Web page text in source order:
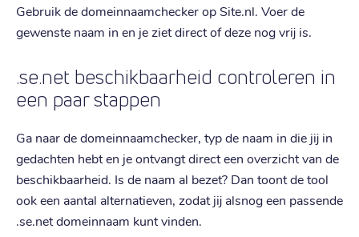
Gebruik de domeinnaamchecker op Site.nl. Voer de
gewenste naam in en je ziet direct of deze nog vrij is.
.se.net beschikbaarheid controleren in
een paar stappen
Ga naar de domeinnaamchecker, typ de naam in die jij in
gedachten hebt en je ontvangt direct een overzicht van de
beschikbaarheid. Is de naam al bezet? Dan toont de tool
ook een aantal alternatieven, zodat jij alsnog een passende
.se.net domeinnaam kunt vinden.